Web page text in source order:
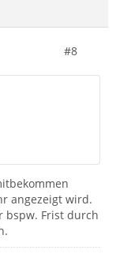
#8
angezeigt wird.
bspw. Frist durch